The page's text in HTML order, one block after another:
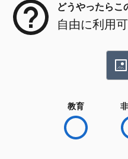
どうやったらこ
自由に利用可
教育